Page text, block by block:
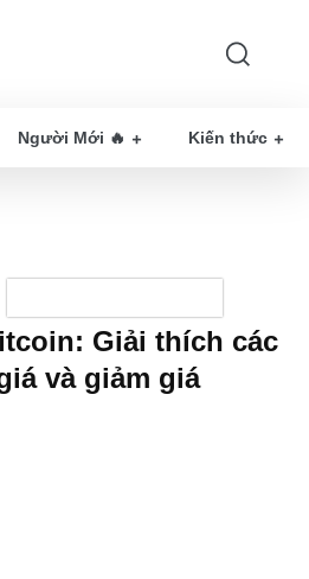
Người Mới 🔥 Kiến thức
Giải thích các
và giảm giá